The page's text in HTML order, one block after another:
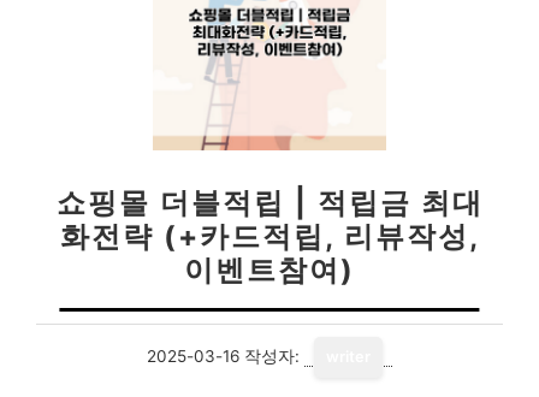
쇼핑몰 더블적립 | 적립금 최대
화전략 (+카드적립, 리뷰작성,
이벤트참여)
2025-03-16 작성자: